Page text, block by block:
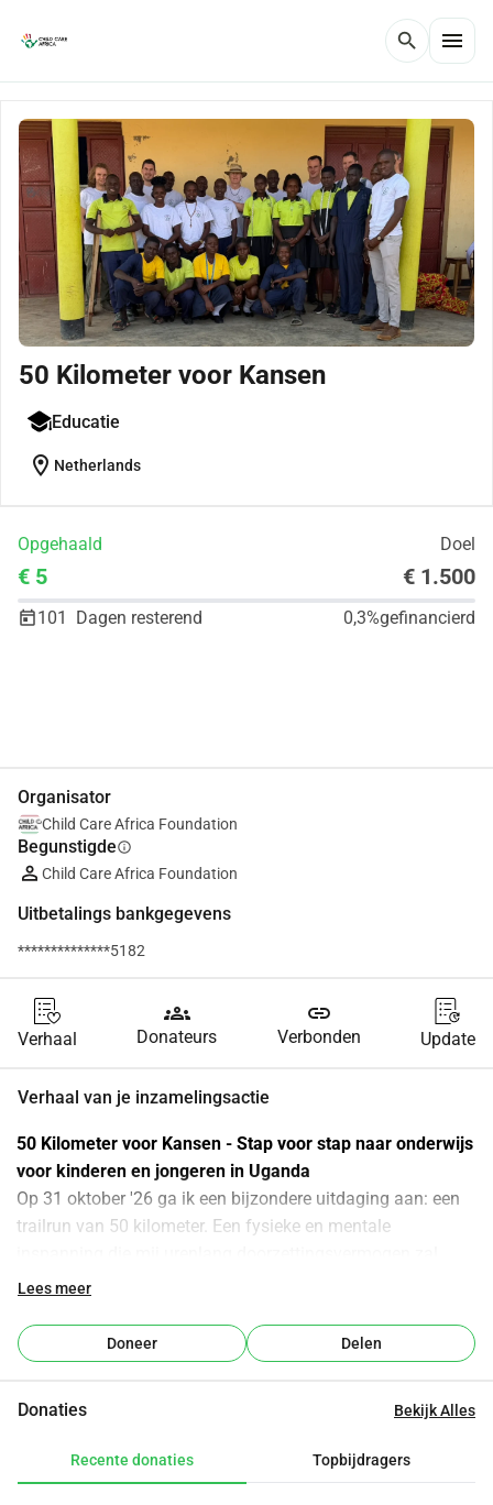
search menu
50 Kilometer voor Kansen
Educatie
location_on Netherlands
Opgehaald Doel
€ 5 € 1.500
101 Dagen resterend 0,3%gefinancierd
Organisator
Child Care Africa Foundation
Begunstigdeinfo
Child Care Africa Foundation
Uitbetalings bankgegevens
**************5182
Verhaal
groups
Donateurs
link
Verbonden Update
Verhaal van je inzamelingsactie
50 Kilometer voor Kansen - Stap voor stap naar onderwijs
voor kinderen en jongeren in Uganda
Op 31 oktober '26 ga ik een bijzondere uitdaging aan: een
trailrun van 50 kilometer. Een fysieke en mentale
vragen. Maar terwijl ik deze kilometers afleg, denk ik aan de
onderwijs elke dag een uitdaging is. Daarom loop ik deze
50 kilometer niet alleen voor mezelf, maar vooral voor de
In Uganda is onderwijs geen vanzelfsprekendheid. Veel
schoolgeld, lesmaterialen of een vervolgopleiding te
Lees meer
Doneer Delen
Donaties Bekijk Alles
Recente donaties Topbijdragers